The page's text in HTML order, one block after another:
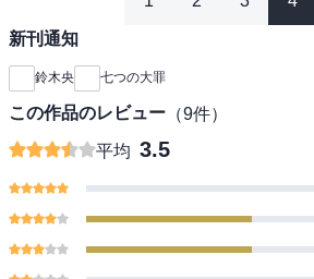
新刊通知
鈴木央 七つの大罪
この作品のレビュー （9件）
平均 3.5